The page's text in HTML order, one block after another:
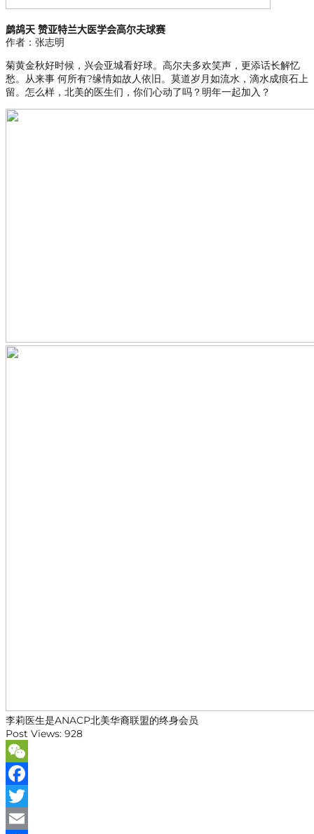
鹧鸪天 赞亚特兰大医学会高尔夫球赛
作者：张志明
菊黄金秋好时候，兴会亚城看好球。高尔夫多欢笑声，更添话长解忆
愁。从来事 何所有?缘情如故人依旧。莫道岁月如流水，滴水成痕石上
留。怎么样，北美的医生们，你们心动了吗？明年一起加入？
李莉医生是ANACP北美华裔联盟的终身会员
Post Views: 928
WeChat
Facebook
Twitter